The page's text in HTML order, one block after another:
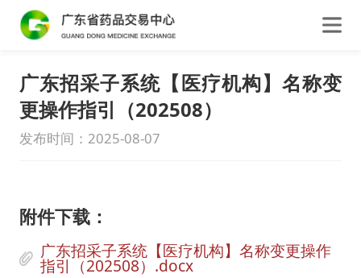
广东招采子系统【医疗机构】名称变
更操作指引（202508）
发布时间：2025-08-07
附件下载：
广东招采子系统【医疗机构】名称变更操作
指引（202508）.docx